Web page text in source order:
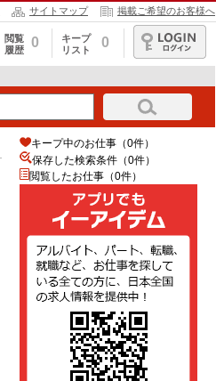
サイトマップ 掲載ご希望のお客様へ
閲覧
履歴
0
キープ
リスト
0
ログイン
キープ中のお仕事（0件）
保存した検索条件（0件）
閲覧したお仕事（0件）